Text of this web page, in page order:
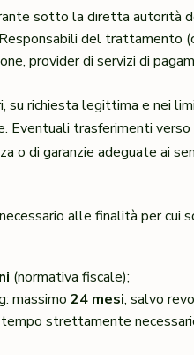
sotto la diretta autorità
del trattamento
provider di servizi di
su richiesta legittima e nei
Eventuali trasferimenti
o di garanzie adeguate ai
alle finalità per cui
(normativa fiscale);
massimo 24 mesi, salvo
strettamente